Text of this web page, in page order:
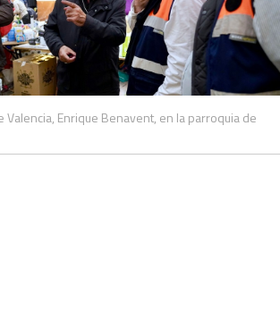
Valencia, Enrique Benavent, en la parroquia de